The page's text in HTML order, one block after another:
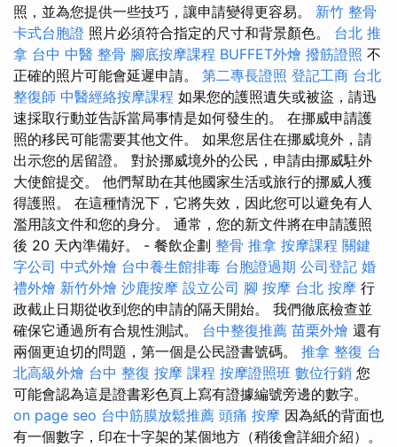
照，並為您提供一些技巧，讓申請變得更容易。 新竹 整骨
卡式台胞證 照片必須符合指定的尺寸和背景顏色。 台北 推
拿 台中 中醫 整骨 腳底按摩課程 BUFFET外燴 撥筋證照 不
正確的照片可能會延遲申請。 第二專長證照 登記工商 台北
整復師 中醫經絡按摩課程 如果您的護照遺失或被盜，請迅
速採取行動並告訴當局事情是如何發生的。 在挪威申請護
照的移民可能需要其他文件。 如果您居住在挪威境外，請
出示您的居留證。 對於挪威境外的公民，申請由挪威駐外
大使館提交。 他們幫助在其他國家生活或旅行的挪威人獲
得護照。 在這種情況下，它將失效，因此您可以避免有人
濫用該文件和您的身分。 通常，您的新文件將在申請護照
後 20 天內準備好。 - 餐飲企劃 整骨 推拿 按摩課程 關鍵
字公司 中式外燴 台中養生館排毒 台胞證過期 公司登記 婚
禮外燴 新竹外燴 沙鹿按摩 設立公司 腳 按摩 台北 按摩 行
政截止日期從收到您的申請的隔天開始。 我們徹底檢查並
確保它通過所有合規性測試。 台中整復推薦 苗栗外燴 還有
兩個更迫切的問題，第一個是公民證書號碼。 推拿 整復 台
北高級外燴 台中 整復 按摩 課程 按摩證照班 數位行銷 您
可能會認為這是證書彩色頁上寫有證據編號旁邊的數字。
on page seo 台中筋膜放鬆推薦 頭痛 按摩 因為紙的背面也
有一個數字，印在十字架的某個地方（稍後會詳細介紹）。